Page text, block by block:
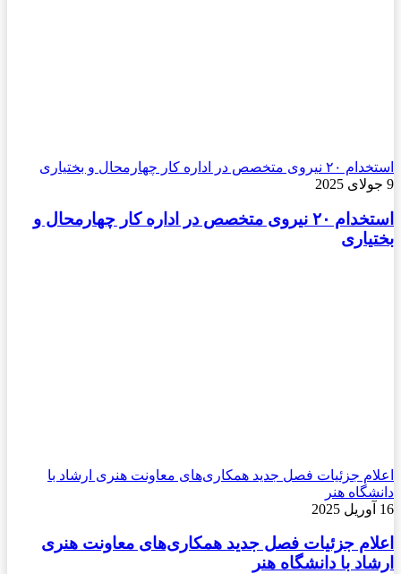
استخدام ۲۰ نیروی متخصص در اداره کار چهارمحال و بختیاری
9 جولای 2025
استخدام ۲۰ نیروی متخصص در اداره کار چهارمحال و
بختیاری
اعلام جزئیات فصل جدید همکاری‌های معاونت هنری ارشاد با
دانشگاه هنر
16 آوریل 2025
اعلام جزئیات فصل جدید همکاری‌های معاونت هنری
ارشاد با دانشگاه هنر